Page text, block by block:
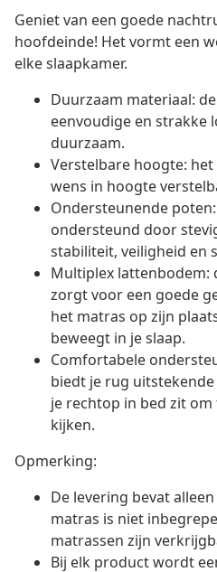
Geniet van een goede
hoofdeinde! Het vormt een
elke slaapkamer.
Duurzaam materiaal:
eenvoudige en strakke
duurzaam.
Verstelbare hoogte:
wens in hoogte
Ondersteunende
ondersteund door
stabiliteit, veiligheid en
Multiplex lattenbodem:
zorgt voor een goede
het matras op zijn
beweegt in je slaap.
Comfortabele
biedt je rug
je rechtop in bed zit
kijken.
Opmerking:
De levering bevat
matras is niet
matrassen zijn
Bij elk product wordt